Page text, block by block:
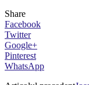
Share
Facebook
Twitter
Google+
Pinterest
WhatsApp